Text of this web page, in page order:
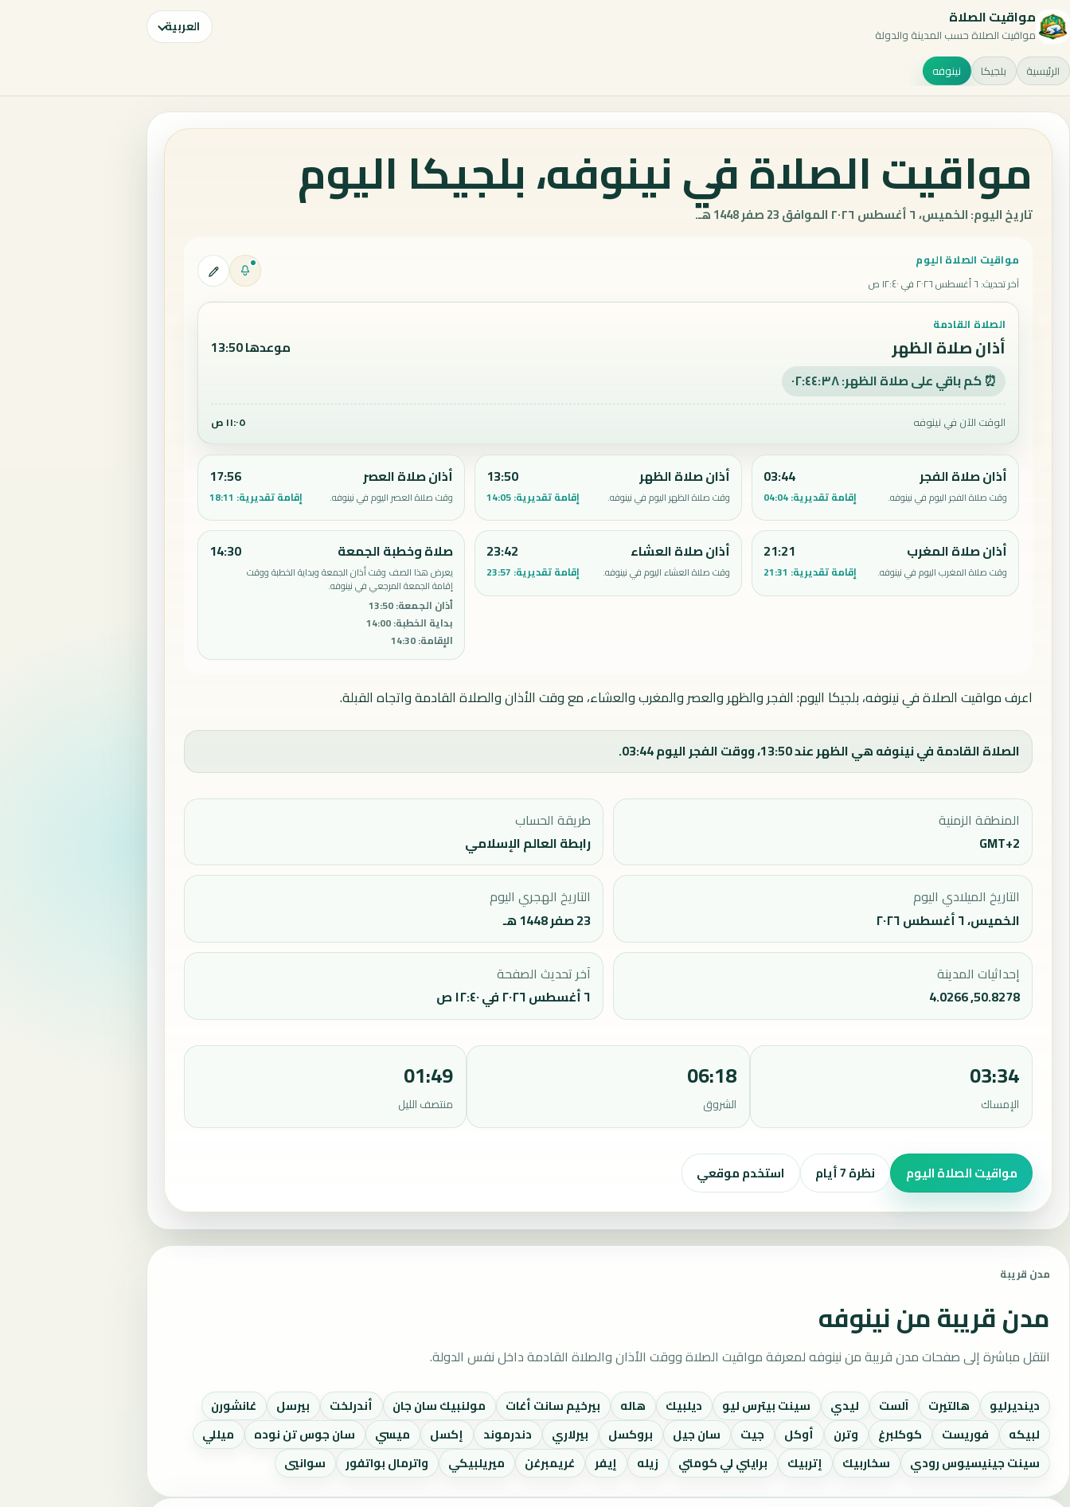
مواقيت الصلاة
مواقيت الصلاة حسب المدينة والدولة العربية
الرئيسية بلجيكا نينوفه
مواقيت الصلاة في نينوفه، بلجيكا اليوم
تاريخ اليوم: الخميس، ٦ أغسطس ٢٠٢٦ الموافق 23 صفر 1448 هـ.
مواقيت الصلاة اليوم
آخر تحديث: ٦ أغسطس ٢٠٢٦ في ١٢:٤٠ ص
الصلاة القادمة
أذان صلاة الظهر موعدها 13:50
⏰ كم باقي على صلاة الظهر: ٠٢:٤٤:٣٦
الوقت الآن في نينوفه ١١:٠٥ ص
أذان صلاة الفجر
وقت صلاة الفجر اليوم في نينوفه.
03:44
إقامة تقديرية:04:04
أذان صلاة الظهر
وقت صلاة الظهر اليوم في نينوفه.
13:50
إقامة تقديرية:14:05
أذان صلاة العصر
وقت صلاة العصر اليوم في نينوفه.
17:56
إقامة تقديرية: 18:11
أذان صلاة المغرب
وقت صلاة المغرب اليوم في نينوفه.
21:21
إقامة تقديرية: 21:31
أذان صلاة العشاء
وقت صلاة العشاء اليوم في نينوفه.
23:42
إقامة تقديرية: 23:57
صلاة وخطبة الجمعة
يعرض هذا الصف وقت أذان الجمعة وبداية الخطبة ووقت
إقامة الجمعة المرجعي في نينوفه.
أذان الجمعة:
13:50
بداية الخطبة:
14:00
الإقامة:
14:30
14:30
اعرف مواقيت الصلاة في نينوفه، بلجيكا اليوم: الفجر والظهر والعصر والمغرب والعشاء، مع وقت الأذان والصلاة القادمة واتجاه القبلة.
الصلاة القادمة في نينوفه هي الظهر عند 13:50، ووقت الفجر اليوم 03:44.
المنطقة الزمنية
GMT+2
طريقة الحساب
رابطة العالم الإسلامي
التاريخ الميلادي اليوم
الخميس، ٦ أغسطس ٢٠٢٦
التاريخ الهجري اليوم
23 صفر 1448 هـ
إحداثيات المدينة
50.8278, 4.0266
آخر تحديث الصفحة
٦ أغسطس ٢٠٢٦ في ١٢:٤٠ ص
03:34
الإمساك
06:18
الشروق
01:49
منتصف الليل
مواقيت الصلاة اليوم نظرة 7 أيام استخدم موقعي
مدن قريبة
مدن قريبة من نينوفه
انتقل مباشرة إلى صفحات مدن قريبة من نينوفه لمعرفة مواقيت الصلاة ووقت الأذان والصلاة القادمة داخل نفس الدولة.
دينديرليو هالتيرت آلست ليدي سينت بيترس ليو ديلبيك هاله بيرخيم سانت أغات مولنبيك سان جان أندرلخت بيرسل
غانشورن
لبيكه
فوريست كوكلبرغ وترن أوكل جيت سان جيل بروكسل بيرلاري دندرموند إكسل ميسي سان جوس تن نوده
ميللي
سينت جينيسيوس رودي
سخاربيك إتربيك برايني لي كومتي زيله إيفر غريمبرغن ميريلبيكي واترمال بواتفور سوانيي